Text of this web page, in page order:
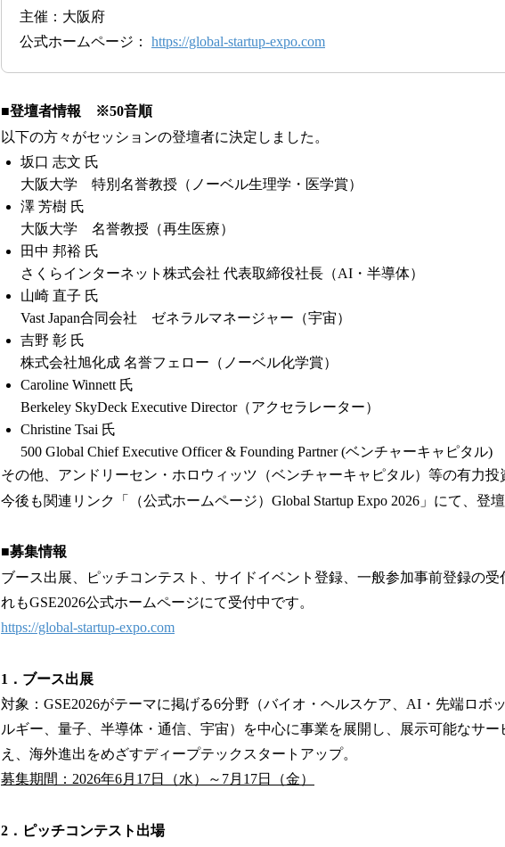
主催：大阪府
公式ホームページ：
https://global-startup-expo.com
■登壇者情報 ※50音順
以下の方々がセッションの登壇者に決定しました。
坂口 志文 氏
大阪大学 特別名誉教授（ノーベル生理学・医学賞）
澤 芳樹 氏
大阪大学 名誉教授（再生医療）
田中 邦裕 氏
さくらインターネット株式会社 代表取締役社長（AI・半導体）
山崎 直子 氏
Vast Japan合同会社 ゼネラルマネージャー（宇宙）
吉野 彰 氏
株式会社旭化成 名誉フェロー（ノーベル化学賞）
Caroline Winnett 氏
Berkeley SkyDeck Executive Director（アクセラレーター）
Christine Tsai 氏
500 Global Chief Executive Officer & Founding Partner (ベンチャーキャピタル)
その他、アンドリーセン・ホロウィッツ（ベンチャーキャピタル）等の有力投
今後も関連リンク「（公式ホームページ）Global Startup Expo 2026」にて、登
■募集情報
ブース出展、ピッチコンテスト、サイドイベント登録、一般参加事前登録の
れもGSE2026公式ホームページにて受付中です。
https://global-startup-expo.com
1．ブース出展
対象：GSE2026がテーマに掲げる6分野（バイオ・ヘルスケア、AI・先端ロボ
ルギー、量子、半導体・通信、宇宙）を中心に事業を展開し、展示可能なサ
え、海外進出をめざすディープテックスタートアップ。
募集期間：2026年6月17日（水）～7月17日（金）
2．ピッチコンテスト出場